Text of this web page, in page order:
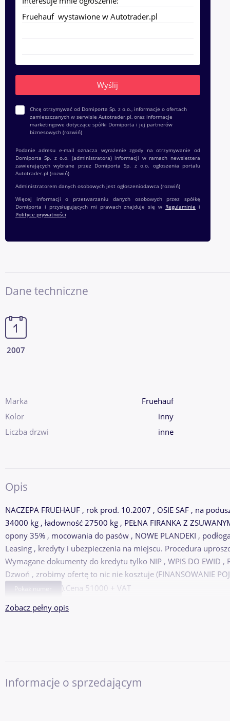
Chcę otrzymywać od Domiporta Sp. z o.o., informacje o ofertach
zamieszczanych w serwisie Autotrader.pl, oraz informacje
marketingowe dotyczące spółki Domiporta i jej partnerów
biznesowych (rozwiń)
Podanie adresu e-mail oznacza wyrażenie zgody na otrzymywanie od
Domiporta Sp. z o.o. (administratora) informacji w ramach newslettera
zawierających wybrane przez Domiporta Sp. z o.o. ogłoszenia portalu
Autotrader.pl (rozwiń)
Administratorem danych osobowych jest ogłoszeniodawca (rozwiń)
Więcej informacji o przetwarzaniu danych osobowych przez spółkę
Domiporta i przysługujących mi prawach znajduje się w Regulaminie i
Polityce prywatności
Dane techniczne
2007
Marka
Fruehauf
Kolor
inny
Liczba drzwi
inne
Opis
NACZEPA FRUEHAUF , rok prod. 10.2007 , OSIE SAF , na
34000 kg , ładowność 27500 kg , PEŁNA FIRANKA Z
opony 35% , mocowania do pasów , NOWE PLANDEKI ,
Leasing , kredyty i ubezpieczenia na miejscu. Procedura
Wymagane dokumenty do kredytu tylko NIP , WPIS DO EWID ,
Dzwoń , zrobimy ofertę to nic nie kosztuje (FINANSOWANIE
Pokaż numer
).Cena 51000 + VAT
Zobacz pełny opis
Informacje o sprzedającym